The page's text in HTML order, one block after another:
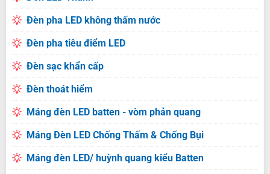
Đèn pha LED không thấm nước
Đèn pha tiêu điểm LED
Đèn sạc khẩn cấp
Đèn thoát hiểm
Máng đèn LED batten - vòm phản quang
Máng Đèn LED Chống Thấm & Chống Bụi
Máng đèn LED/ huỳnh quang kiểu Batten